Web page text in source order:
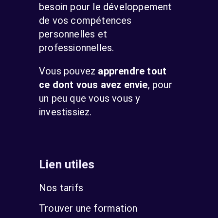
besoin pour le développement
de vos compétences
personnelles et
professionnelles.
Vous pouvez apprendre tout
ce dont vous avez envie, pour
un peu que vous vous y
investissiez.
Lien utiles
Nos tarifs
Trouver une formation